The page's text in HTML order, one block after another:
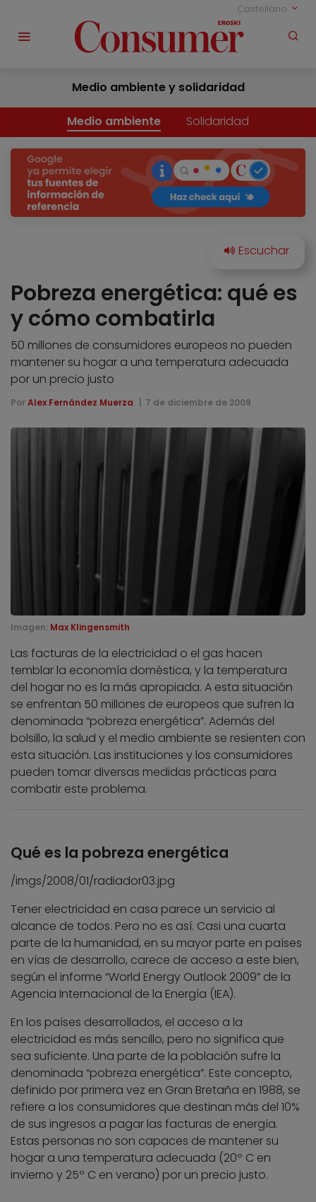
Castellano
Medio ambiente y solidaridad
Medio ambiente Solidaridad
Pobreza energética: qué es
y cómo combatirla
50 millones de consumidores europeos no pueden
mantener su hogar a una temperatura adecuada
por un precio justo
Por Alex Fernández Muerza 7 de diciembre de 2009
Imagen: Max Klingensmith
Las facturas de la electricidad o el gas hacen
temblar la economía doméstica, y la temperatura
del hogar no es la más apropiada. A esta situación
se enfrentan 50 millones de europeos que sufren la
denominada “pobreza energética”. Además del
bolsillo, la salud y el medio ambiente se resienten con
esta situación. Las instituciones y los consumidores
pueden tomar diversas medidas prácticas para
combatir este problema.
Qué es la pobreza energética
/imgs/2008/01/radiador03.jpg
Tener electricidad en casa parece un servicio al
alcance de todos. Pero no es así. Casi una cuarta
parte de la humanidad, en su mayor parte en países
en vías de desarrollo, carece de acceso a este bien,
según el informe “World Energy Outlook 2009” de la
Agencia Internacional de la Energía (IEA).
En los países desarrollados, el acceso a la
electricidad es más sencillo, pero no significa que
sea suficiente. Una parte de la población sufre la
denominada “pobreza energética”. Este concepto,
definido por primera vez en Gran Bretaña en 1988, se
refiere a los consumidores que destinan más del 10%
de sus ingresos a pagar las facturas de energía.
Estas personas no son capaces de mantener su
hogar a una temperatura adecuada (20º C en
invierno y 25º C en verano) por un precio justo.